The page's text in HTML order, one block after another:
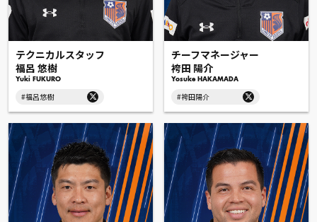
テクニカルスタッフ
福呂 悠樹
Yuki FUKURO
#福呂悠樹
チーフマネージャー
袴田 陽介
Yosuke HAKAMADA
#袴田陽介